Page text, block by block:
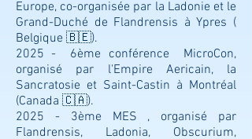
Europe, co-organisée par la Ladonie et le
Grand-Duché de Flandrensis à Ypres (
Belgique 🇧🇪).
2025 - 6ème conférence MicroCon,
organisé par l'Empire Aericain, la
Sancratosie et Saint-Castin à Montréal
(Canada 🇨🇦).
2025 - 3ème MES , organisé par
Flandrensis, Ladonia, Obscurium,